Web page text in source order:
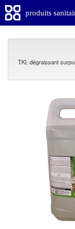
produits
TKI, dégraissant